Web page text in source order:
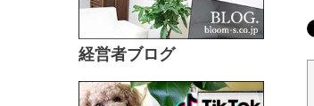
経営者ブログ